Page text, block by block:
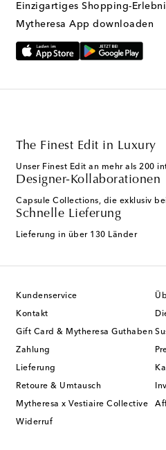
Einzigartiges Shopping-
Mytheresa App downloaden
The Finest Edit in Luxury
Unser Finest Edit an mehr als 200
Designer-Kollaborationen
Capsule Collections, die exklusiv
Schnelle Lieferung
Lieferung in über 130 Länder
Kundenservice
Kontakt
Gift Card & Mytheresa Guthaben
Zahlung
Lieferung
Retoure & Umtausch
Mytheresa x Vestiaire Collective
Widerruf